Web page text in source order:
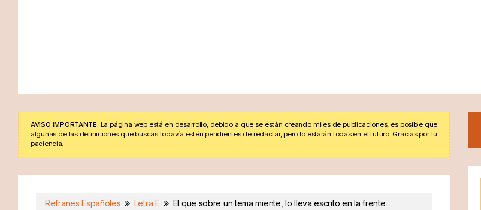
AVISO IMPORTANTE: La página web está en desarrollo, debido a que se están creando miles de publicaciones, es posible que
algunas de las definiciones que buscas todavía estén pendientes de redactar, pero lo estarán todas en el futuro. Gracias por tu
paciencia.
Refranes Españoles Letra E El que sobre un tema miente, lo lleva escrito en la frente